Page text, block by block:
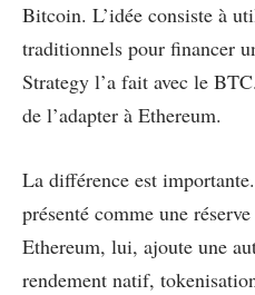
Bitcoin. L’idée consiste à
traditionnels pour financer
Strategy l’a fait avec le
de l’adapter à Ethereum.
La différence est
présenté comme une
Ethereum, lui, ajoute une
rendement natif,